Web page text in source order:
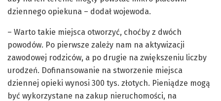
dziennego opiekuna – dodał wojewoda.
– Warto takie miejsca otworzyć, choćby z dwóch
powodów. Po pierwsze zależy nam na aktywizacji
zawodowej rodziców, a po drugie na zwiększeniu liczby
urodzeń. Dofinansowanie na stworzenie miejsca
dziennej opieki wynosi 300 tys. złotych. Pieniądze mogą
być wykorzystane na zakup nieruchomości, na